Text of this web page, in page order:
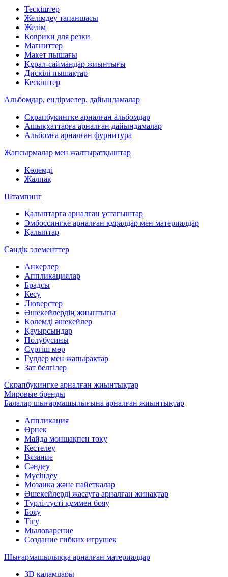
Тескіштер
Желімдеу тапаншасы
Желім
Коврики для резки
Магниттер
Макет пышағы
Құрал-саймандар жиынтығы
Дискілі пышақтар
Кескіштер
Альбомдар, ендірмелер, дайындамалар
Скрапбукингке арналған альбомдар
Ашықхаттарға арналған дайындамалар
Альбомға арналған фурнитура
Жапсырмалар мен жалтыратқыштар
Көлемді
Жалпақ
Штампинг
Қалыптарға арналған ұстағыштар
Эмбоссингке арналған құралдар мен материалдар
Қалыптар
Сәндік элементтер
Анкерлер
Аппликациялар
Брадсы
Кесу
Люверстер
Әшекейлердің жиынтығы
Көлемді әшекейлер
Қауырсындар
Полубусины
Сүргіш мөр
Гүлдер мен жапырақтар
Зат белгілер
Скрапбукингке арналған жиынтықтар
Мировые бренды
Балалар шығармашылығына арналған жиынтықтар
Аппликация
Өрнек
Майда моншақпен тоқу
Кестелеу
Вязание
Сәндеу
Мүсіндеу
Мозаика және пайеткалар
Әшекейлерді жасауға арналған жинақтар
Түрлі-түсті құммен бояу
Бояу
Тігу
Мыловарение
Создание гибких игрушек
Шығармашылыққа арналған материалдар
3D қаламдары